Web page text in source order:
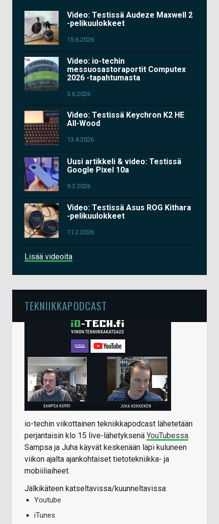
Video: Testissä Audeze Maxwell 2
-pelikuulokkeet
15.6.2026
Video: io-techin
messuosastoraportit Computex
2026 -tapahtumasta
3.6.2026
Video: Testissä Keychron K2 HE
All-Wood
13.4.2026
Uusi artikkeli & video: Testissä
Google Pixel 10a
9.3.2026
Video: Testissä Asus ROG Kithara
-pelikuulokkeet
11.2.2026
Lisää videoita
TEKNIIKKAPODCAST
io-techin viikottainen tekniikkapodcast lähetetään
perjantaisin klo 15 live-lähetyksenä YouTubessa.
Sampsa ja Juha käyvät keskenään läpi kuluneen
viikon ajalta ajankohtaiset tietotekniikka- ja
mobiiliaiheet.
Jälkikäteen katseltavissa/kuunneltavissa:
Youtube
iTunes